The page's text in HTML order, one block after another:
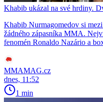
Khabib ukázal na své hrdiny.
Khabib Nurmagomedov si
žádného zápasníka MMA.
fenomén Ronaldo Nazário a
MMAMAG.cz
dnes, 11:52
1 min